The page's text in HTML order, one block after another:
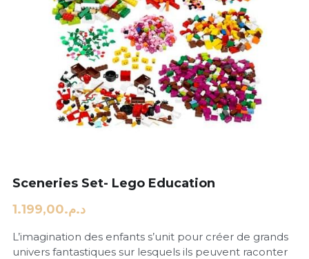
Sceneries Set- Lego Education
د.م.1.199,00
L’imagination des enfants s’unit pour créer de grands
univers fantastiques sur lesquels ils peuvent raconter